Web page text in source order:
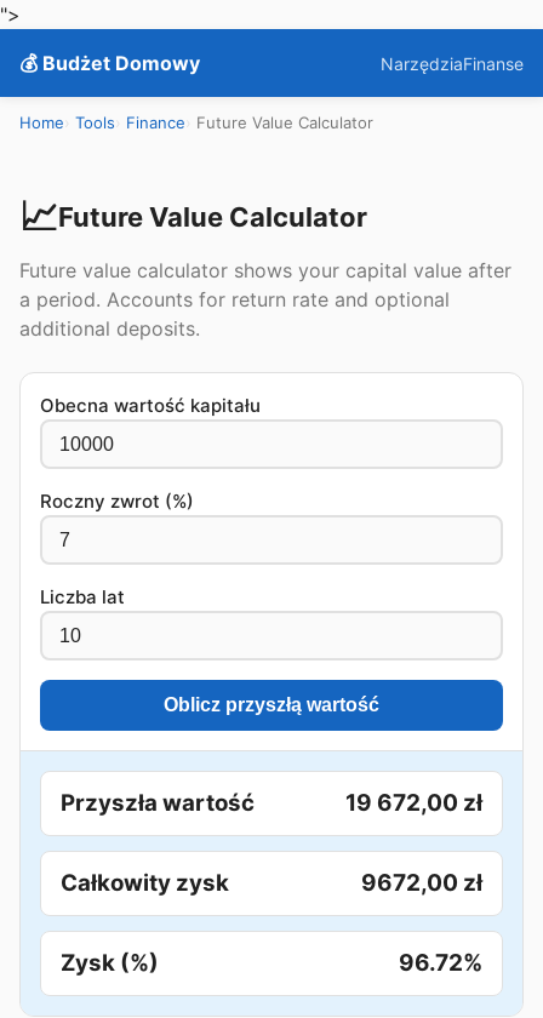
">
💰 Budżet Domowy
NarzędziaFinanse
Home Tools Finance Future Value Calculator
📈Future Value Calculator
Future value calculator shows your capital value after
a period. Accounts for return rate and optional
additional deposits.
Obecna wartość kapitału
Roczny zwrot (%)
Liczba lat
Oblicz przyszłą wartość
Przyszła wartość 19 672,00 zł
Całkowity zysk 9672,00 zł
Zysk (%) 96.72%